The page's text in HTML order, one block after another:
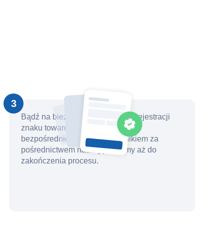
3
Bądź na bieżąco z postępami w rejestracji
znaku towarowego i kontaktuj się
bezpośrednio ze swoim prawnikiem za
pośrednictwem naszej platformy aż do
zakończenia procesu.